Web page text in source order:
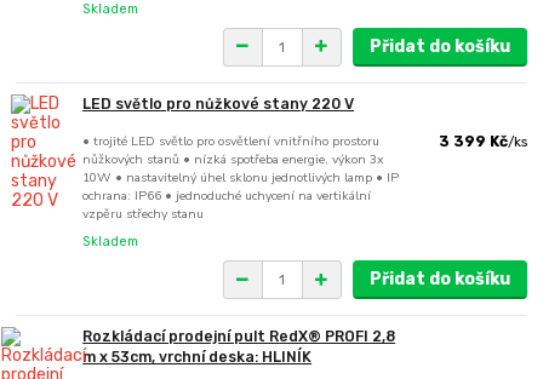
Skladem
Přidat do košíku
LED světlo pro nůžkové stany 220 V
• trojité LED světlo pro osvětlení vnitřního prostoru
nůžkových stanů • nízká spotřeba energie, výkon 3x
10W • nastavitelný úhel sklonu jednotlivých lamp • IP
ochrana: IP66 • jednoduché uchycení na vertikální
vzpěru střechy stanu
3 399 Kč/ks
Skladem
Přidat do košíku
Rozkládací prodejní pult RedX® PROFI 2,8
m x 53cm, vrchní deska: HLINÍK